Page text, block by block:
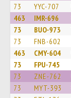
73 YYC-707
463 IMR-696
73 BUO-973
73 FNB-602
463 CMY-604
73 FPU-745
73 ZNE-762
73 MYT-393